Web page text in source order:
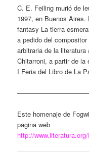
C. E. Feiling murió de
1997, en Buenos
fantasy La tierra
a pedido del
arbitraria de la
Chitarroni, a partir de
I Feria del Libro de La
Este homenaje de
pagina web
http://